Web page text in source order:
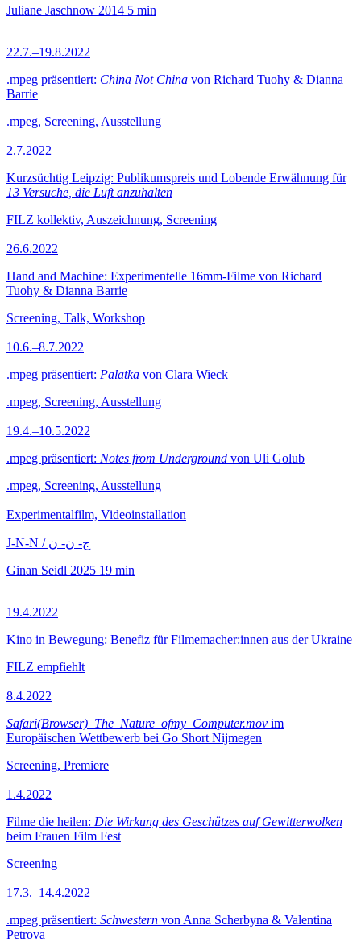
Juliane Jaschnow 2014 5 min
22.7.–19.8.2022
.mpeg präsentiert: China Not China von Richard Tuohy & Dianna
Barrie
.mpeg, Screening, Ausstellung
2.7.2022
Kurzsüchtig Leipzig: Publikumspreis und Lobende Erwähnung für
13 Versuche, die Luft anzuhalten
FILZ kollektiv, Auszeichnung, Screening
26.6.2022
Hand and Machine: Experimentelle 16mm-Filme von Richard
Tuohy & Dianna Barrie
Screening, Talk, Workshop
10.6.–8.7.2022
.mpeg präsentiert: Palatka von Clara Wieck
.mpeg, Screening, Ausstellung
19.4.–10.5.2022
.mpeg präsentiert: Notes from Underground von Uli Golub
.mpeg, Screening, Ausstellung
Experimentalfilm, Videoinstallation
J-N-N / ج- ن- ن
Ginan Seidl 2025 19 min
19.4.2022
Kino in Bewegung: Benefiz für Filmemacher:innen aus der Ukraine
FILZ empfiehlt
8.4.2022
Safari(Browser)_The_Nature_ofmy_Computer.mov im
Europäischen Wettbewerb bei Go Short Nijmegen
Screening, Premiere
1.4.2022
Filme die heilen: Die Wirkung des Geschützes auf Gewitterwolken
beim Frauen Film Fest
Screening
17.3.–14.4.2022
.mpeg präsentiert: Schwestern von Anna Scherbyna & Valentina
Petrova